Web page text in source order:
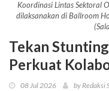
Koordinasi Lintas Sektoral
dilaksanakan di Ballroom
Tekan
Perkuat
08 Jul 2026 by Redaksi